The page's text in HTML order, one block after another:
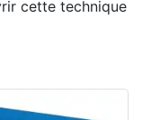
cette technique